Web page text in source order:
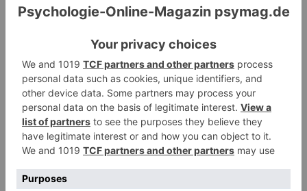
Zusammenhang speichert unser Nervensystem,
was wir kennen, und nicht unbedingt, was uns
guttut. Deshalb fühlt sich Vertrautheit oft „richtig“
an, selbst dann, wenn sie uns schadet. Vielen von
uns dürfte die Problematik bekannt sein, dass man
immer wieder in ähnliche soziale Dynamiken gerät.
Zum Beispiel passt du dich stark an, erklärst dich
Stimmung anderer zu übernehmen. Irgendwann